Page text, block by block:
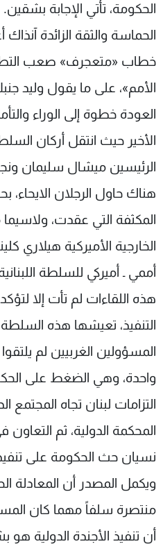
الحكومة، تأتي الإجابة
خطاب «متعجرف» صعب
الأمم»، على ما يقول وليد
العودة خطوة إلى الوراء
الأخير حيث انتقل أركان
الرئيسين ميشال سليمان
هناك حاول الرجلان الايحاء،
المكثفة التي عقدت،
الخارجية الأميركية هيلاري
أممي ـ أميركي للسلطة
هذه اللقاءات لم تأت إلا
التنفيذ، تعيشها هذه
المسؤولين الغربيين لم يلتقوا
واحدة، وهي الضغط على
التزامات لبنان تجاه المجتمع
المحكمة الدولية، ثم
نسيان حث الحكومة على تنفيذ
منتصرة سلفاً مهما كان
أن تنفيذ الأجندة الدولية